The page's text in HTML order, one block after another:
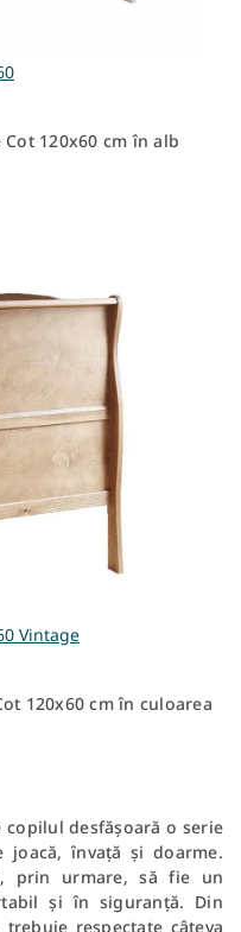
120x60 cm în alb
Vintage
120x60 cm în culoarea
copilul desfășoară o serie
joacă, învață și doarme.
prin urmare, să fie un
și în siguranță. Din
respectate câteva